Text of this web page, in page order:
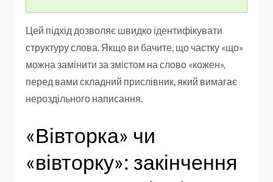
Цей підхід дозволяє швидко ідентифікувати
структуру слова. Якщо ви бачите, що частку «що»
можна замінити за змістом на слово «кожен»,
перед вами складний прислівник, який вимагає
нероздільного написання.
«Вівторка» чи
«вівторку»: закінчення